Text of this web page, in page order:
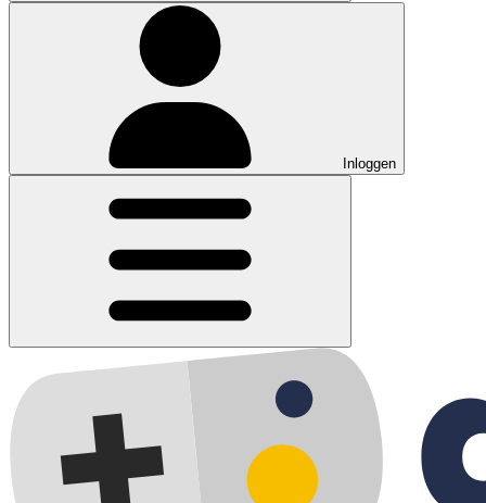
Inloggen